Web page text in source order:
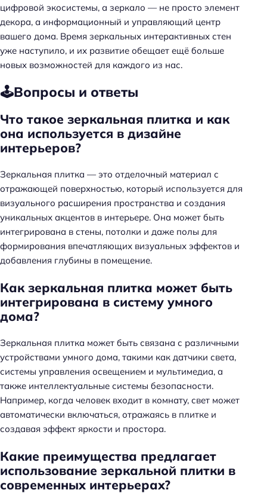
цифровой экосистемы, а зеркало — не просто элемент
декора, а информационный и управляющий центр
вашего дома. Время зеркальных интерактивных стен
уже наступило, и их развитие обещает ещё больше
новых возможностей для каждого из нас.
🕹️Вопросы и ответы
Что такое зеркальная плитка и как
она используется в дизайне
интерьеров?
Зеркальная плитка — это отделочный материал с
отражающей поверхностью, который используется для
визуального расширения пространства и создания
уникальных акцентов в интерьере. Она может быть
интегрирована в стены, потолки и даже полы для
формирования впечатляющих визуальных эффектов и
добавления глубины в помещение.
Как зеркальная плитка может быть
интегрирована в систему умного
дома?
Зеркальная плитка может быть связана с различными
устройствами умного дома, такими как датчики света,
системы управления освещением и мультимедиа, а
также интеллектуальные системы безопасности.
Например, когда человек входит в комнату, свет может
автоматически включаться, отражаясь в плитке и
создавая эффект яркости и простора.
Какие преимущества предлагает
использование зеркальной плитки в
современных интерьерах?